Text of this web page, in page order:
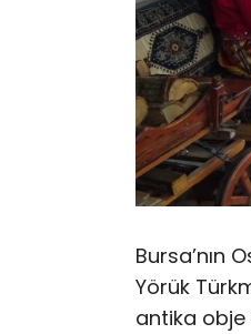
Bursa’nın
Yörük
antika